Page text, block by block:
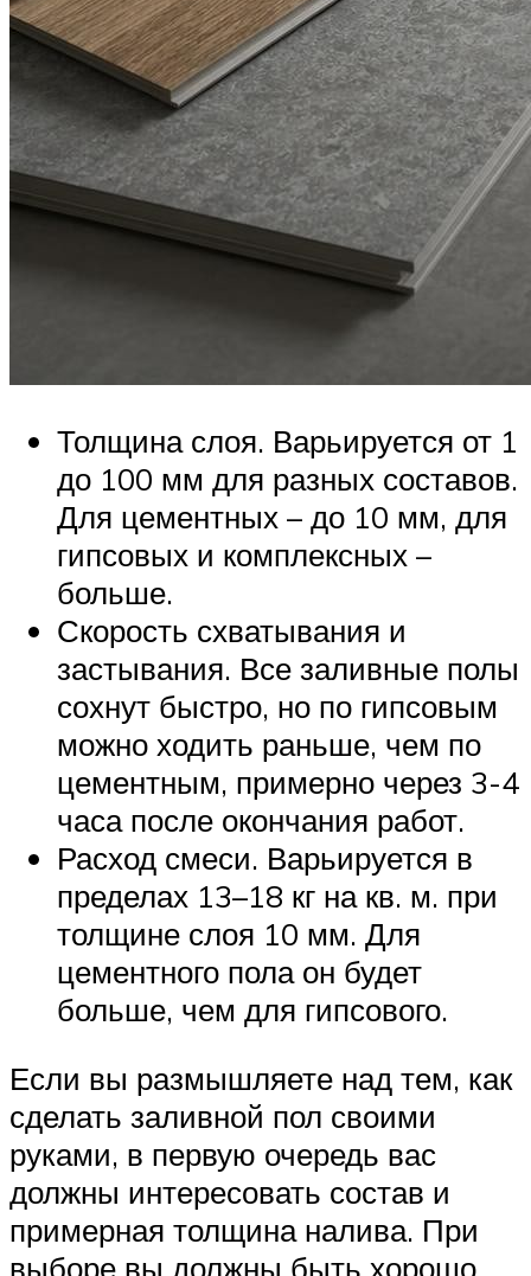
Толщина слоя. Варьируется от 1
до 100 мм для разных составов.
Для цементных – до 10 мм, для
гипсовых и комплексных –
больше.
Скорость схватывания и
застывания. Все заливные полы
сохнут быстро, но по гипсовым
можно ходить раньше, чем по
цементным, примерно через 3-4
часа после окончания работ.
Расход смеси. Варьируется в
пределах 13–18 кг на кв. м. при
толщине слоя 10 мм. Для
цементного пола он будет
больше, чем для гипсового.
Если вы размышляете над тем, как
сделать заливной пол своими
руками, в первую очередь вас
должны интересовать состав и
примерная толщина налива. При
выборе вы должны быть хорошо